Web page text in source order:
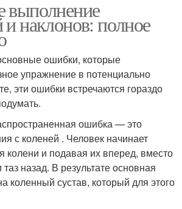
выполнение
наклонов: полное
ошибки, которые
упражнение в потенциально
эти ошибки встречаются гораздо
ошибка — это
с коленей . Человек начинает
колени и подавая их вперед, вместо
таз назад. В результате основная
коленный сустав, который для этого